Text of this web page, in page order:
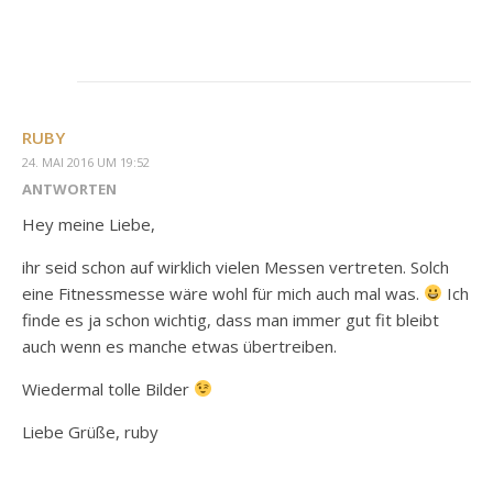
RUBY
24. MAI 2016 UM 19:52
ANTWORTEN
Hey meine Liebe,
ihr seid schon auf wirklich vielen Messen vertreten. Solch
eine Fitnessmesse wäre wohl für mich auch mal was.
Ich
finde es ja schon wichtig, dass man immer gut fit bleibt
auch wenn es manche etwas übertreiben.
Wiedermal tolle Bilder
Liebe Grüße, ruby